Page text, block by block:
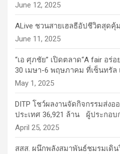
June 12, 2025
ALive ชวนสายเฮลธีอัปชีวิตสุด
June 11, 2025
“เอ ศุภชัย” เปิดตลาด“A fair อร่อ
30 เมษา-6 พฤษภาคม ที่เซ็นทรัล
May 1, 2025
DITP โชว์ผลงานจัดกิจกรรมส่งอ
ประเทศ 36,921 ล้าน ผู้ประกอบ
April 25, 2025
สสส. ผนึกพลังสมาพันธ์ชมรมเดิน